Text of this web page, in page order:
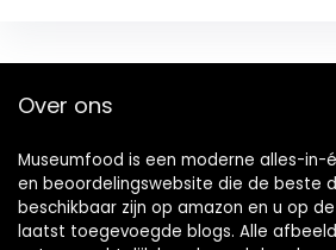
Over ons
Museumfood is een moderne alles-in-
en beoordelingswebsite die de beste
beschikbaar zijn op amazon en u op
laatst toegevoegde blogs. Alle